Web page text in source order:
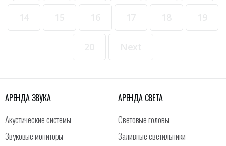
АРЕНДА ЗВУКА
Акустические системы
Звуковые мониторы
АРЕНДА СВЕТА
Световые головы
Заливные светильники